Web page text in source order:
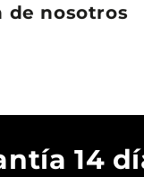
de nosotros
14